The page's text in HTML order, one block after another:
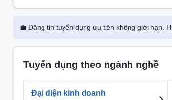
💼 Đăng tin tuyển dụng ưu tiên không giới hạn.
Tuyển dụng theo ngành nghề
Đại diện kinh doanh